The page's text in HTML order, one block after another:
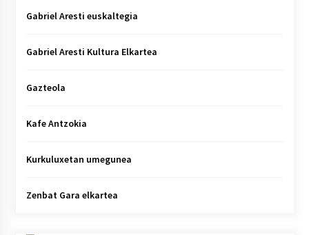
Gabriel Aresti euskaltegia
Gabriel Aresti Kultura Elkartea
Gazteola
Kafe Antzokia
Kurkuluxetan umegunea
Zenbat Gara elkartea